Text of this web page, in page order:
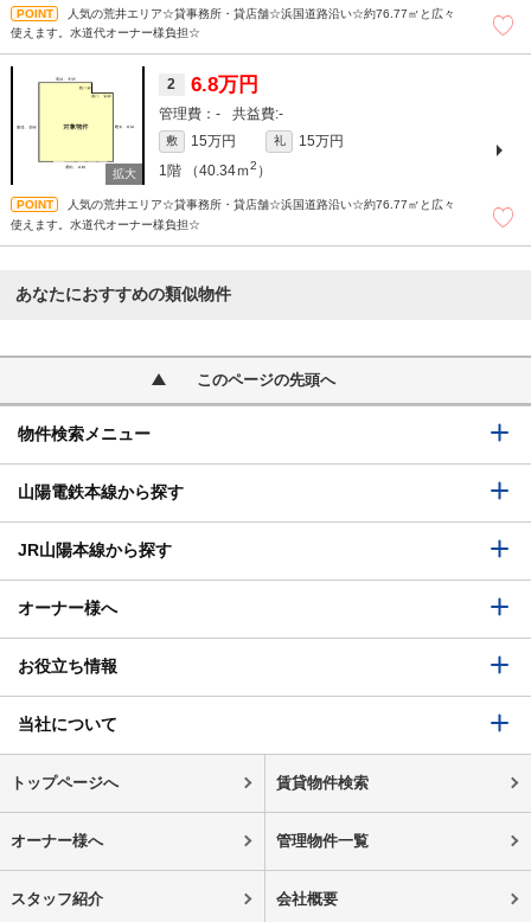
人気の荒井エリア☆貸事務所・貸店舗☆浜国道路沿い☆約76.77㎡と広々
使えます。水道代オーナー様負担☆
2 6.8万円
- -
敷 15万円 礼
15万円
1階
（40.34ｍ2 ）
人気の荒井エリア☆貸事務所・貸店舗☆浜国道路沿い☆約76.77㎡と広々
使えます。水道代オーナー様負担☆
あなたにおすすめの類似物件
このページの先頭へ
物件検索メニュー
山陽電鉄本線から探す
JR山陽本線から探す
オーナー様へ
お役立ち情報
当社について
トップページへ 賃貸物件検索
オーナー様へ 管理物件一覧
スタッフ紹介 会社概要